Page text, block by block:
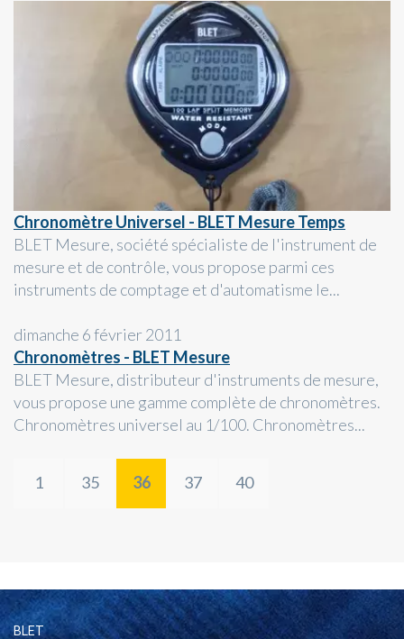
Chronomètre Universel - BLET Mesure Temps
BLET Mesure, société spécialiste de l'instrument de
mesure et de contrôle, vous propose parmi ces
instruments de comptage et d'automatisme le...
dimanche 6 février 2011
Chronomètres - BLET Mesure
BLET Mesure, distributeur d'instruments de mesure,
vous propose une gamme complète de chronomètres.
Chronomètres universel au 1/100. Chronomètres...
1 35 36 37 40
BLET